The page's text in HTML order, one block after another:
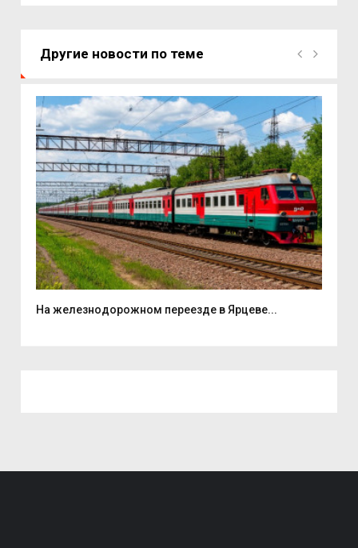
Другие новости по теме
На железнодорожном переезде в Ярцеве...